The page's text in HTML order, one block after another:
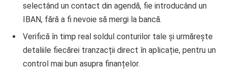
selectând un contact din agendă, fie introducând un
IBAN, fără a fi nevoie să mergi la bancă.
Verifică în timp real soldul conturilor tale și urmărește
detaliile fiecărei tranzacții direct în aplicație, pentru un
control mai bun asupra finanțelor.